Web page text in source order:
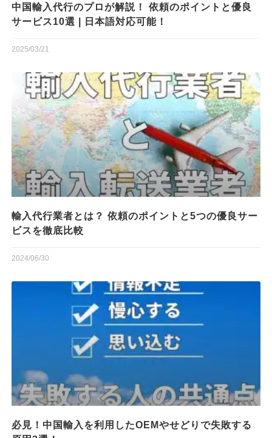
中国輸入代行のプロが解説！ 依頼のポイントと優良
サービス10選 | 日本語対応可能！
2025/03/21
輸入代行業者とは？ 依頼のポイントと5つの優良サー
ビスを徹底比較
2024/06/30
必見！中国輸入を利用したOEMやせどりで失敗する